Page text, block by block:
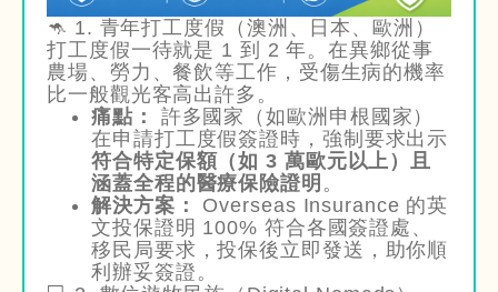
🦘 1. 青年打工度假（澳洲、日本、歐洲）
打工度假一待就是 1 到 2 年。在異鄉從事
農場、勞力、餐飲等工作，受傷生病的機率
比一般觀光客高出許多。
痛點：
許多國家（如歐洲申根國家）
在申請打工度假簽證時，強制要求出示
符合特定保額（如 3 萬歐元以上）且
涵蓋全程的醫療保險證明 。
解決方案：
Overseas Insurance 的英
文投保證明 100% 符合各國簽證處、
移民局要求，投保後立即發送，助你順
利辦妥簽證。